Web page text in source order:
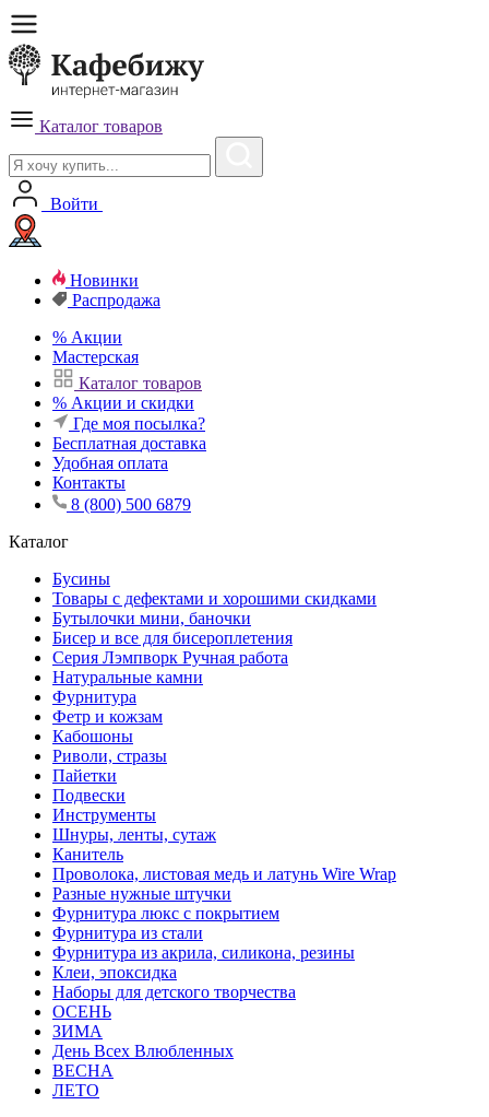
Каталог товаров
Войти
Новинки
Распродажа
% Акции
Мастерская
Каталог товаров
% Акции и скидки
Где моя посылка?
Бесплатная доставка
Удобная оплата
Контакты
8 (800) 500 6879
Каталог
Бусины
Товары с дефектами и хорошими скидками
Бутылочки мини, баночки
Бисер и все для бисероплетения
Серия Лэмпворк Ручная работа
Натуральные камни
Фурнитура
Фетр и кожзам
Кабошоны
Риволи, стразы
Пайетки
Подвески
Инструменты
Шнуры, ленты, сутаж
Канитель
Проволока, листовая медь и латунь Wire Wrap
Разные нужные штучки
Фурнитура люкс с покрытием
Фурнитура из стали
Фурнитура из акрила, силикона, резины
Клеи, эпоксидка
Наборы для детского творчества
ОСЕНЬ
ЗИМА
День Всех Влюбленных
ВЕСНА
ЛЕТО